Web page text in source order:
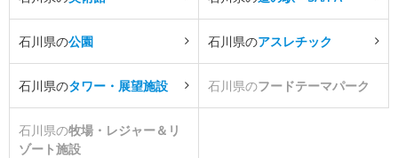
石川県の公園 石川県のアスレチック
石川県のタワー・展望施設 石川県のフードテーマパーク
石川県の牧場・レジャー＆リ
ゾート施設